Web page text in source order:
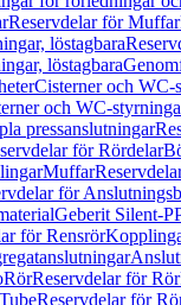
Reservdelar för Muffar
löstagbara
löstagbara
Cisterner och WC-
och WC-
pressanslutningar
för Rördelar
Muffar
för
Geberit Silent-
för Rensrör
RörReservdelar för Rör
Reservdelar för